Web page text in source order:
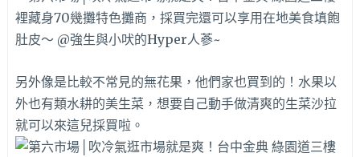
另外像是比較不常見的無花果，他們家也買到的！水果以
外也有類水耕的美生菜，想要自己動手做清爽的生菜沙拉
就可以來這兒採買啦。